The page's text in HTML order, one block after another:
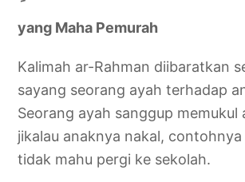
yang Maha Pemurah
Kalimah ar-Rahman diibaratkan
sayang seorang ayah terhadap
Seorang ayah sanggup memukul
jikalau anaknya nakal,
tidak mahu pergi ke sekolah.